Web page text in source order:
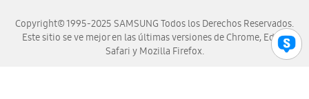
Copyright© 1995-2025 SAMSUNG Todos los Derechos Reservados.
Este sitio se ve mejor en las últimas versiones de Chrome, Edge,
Safari y Mozilla Firefox.